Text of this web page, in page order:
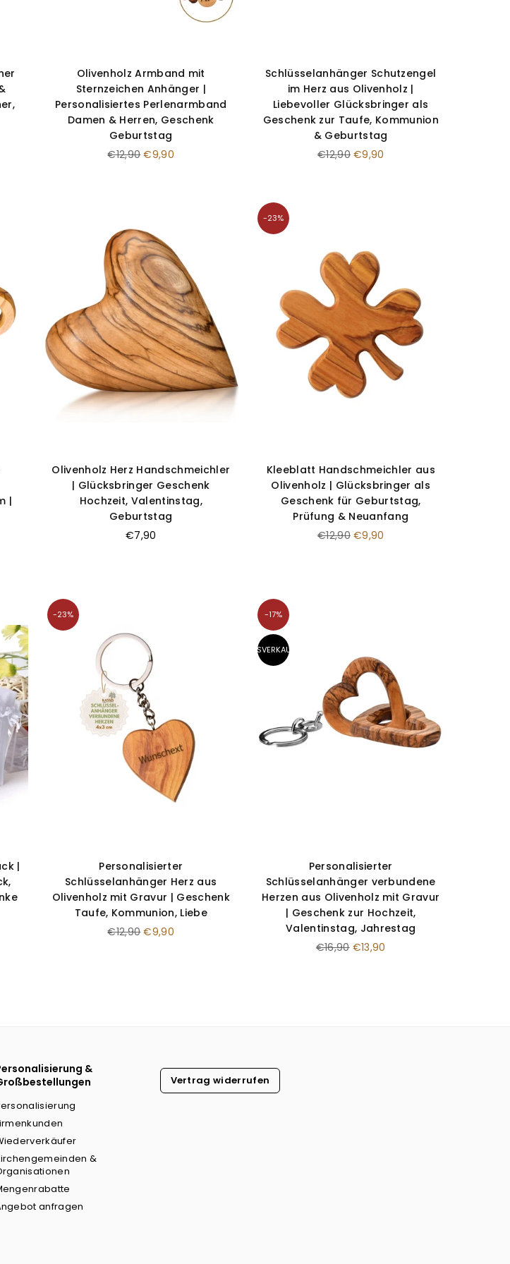
Olivenholz Armband mit
Sternzeichen Anhänger |
Personalisiertes Perlenarmband
Damen & Herren, Geschenk
Geburtstag
Normaler
€12,90 €9,90
Schlüsselanhänger Schutzengel
im Herz aus Olivenholz |
Liebevoller Glücksbringer als
Geschenk zur Taufe, Kommunion
& Geburtstag
Normaler
€12,90 €9,90
|
Olivenholz Herz Handschmeichler
| Glücksbringer Geschenk
Hochzeit, Valentinstag,
Geburtstag
€7,90
-23%
Kleeblatt Handschmeichler aus
Olivenholz | Glücksbringer als
Geschenk für Geburtstag,
Prüfung & Neuanfang
Normaler
€12,90 €9,90
|
-23%
Personalisierter
Schlüsselanhänger Herz aus
Olivenholz mit Gravur | Geschenk
Taufe, Kommunion, Liebe
Normaler
€12,90 €9,90
-17%
AUSVERKAUFT
Personalisierter
Schlüsselanhänger verbundene
Herzen aus Olivenholz mit Gravur
| Geschenk zur Hochzeit,
Valentinstag, Jahrestag
Normaler
€16,90 €13,90
&
&
anfragen
Vertrag widerrufen